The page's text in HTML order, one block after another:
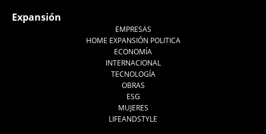
Expansión
EMPRESAS
HOME EXPANSIÓN POLITICA
ECONOMÍA
INTERNACIONAL
TECNOLOGÍA
OBRAS
ESG
MUJERES
LIFEANDSTYLE